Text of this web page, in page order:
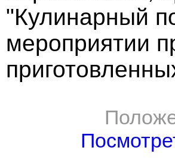
"Кулинарный
мероприятии